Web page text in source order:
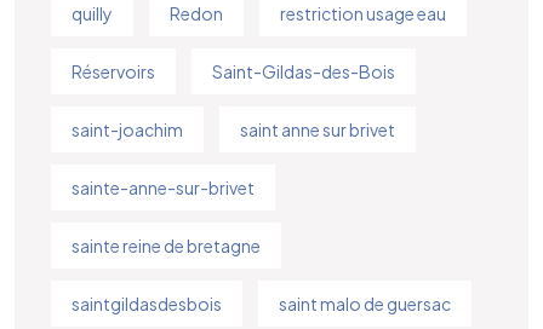
quilly Redon restriction usage eau
Réservoirs Saint-Gildas-des-Bois
saint-joachim saint anne sur brivet
sainte-anne-sur-brivet
sainte reine de bretagne
saintgildasdesbois saint malo de guersac